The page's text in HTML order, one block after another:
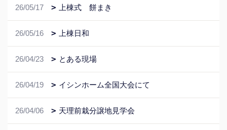
26/05/17 上棟式 餅まき
26/05/16 上棟日和
26/04/23 とある現場
26/04/19 イシンホーム全国大会にて
26/04/06 天理前栽分譲地見学会